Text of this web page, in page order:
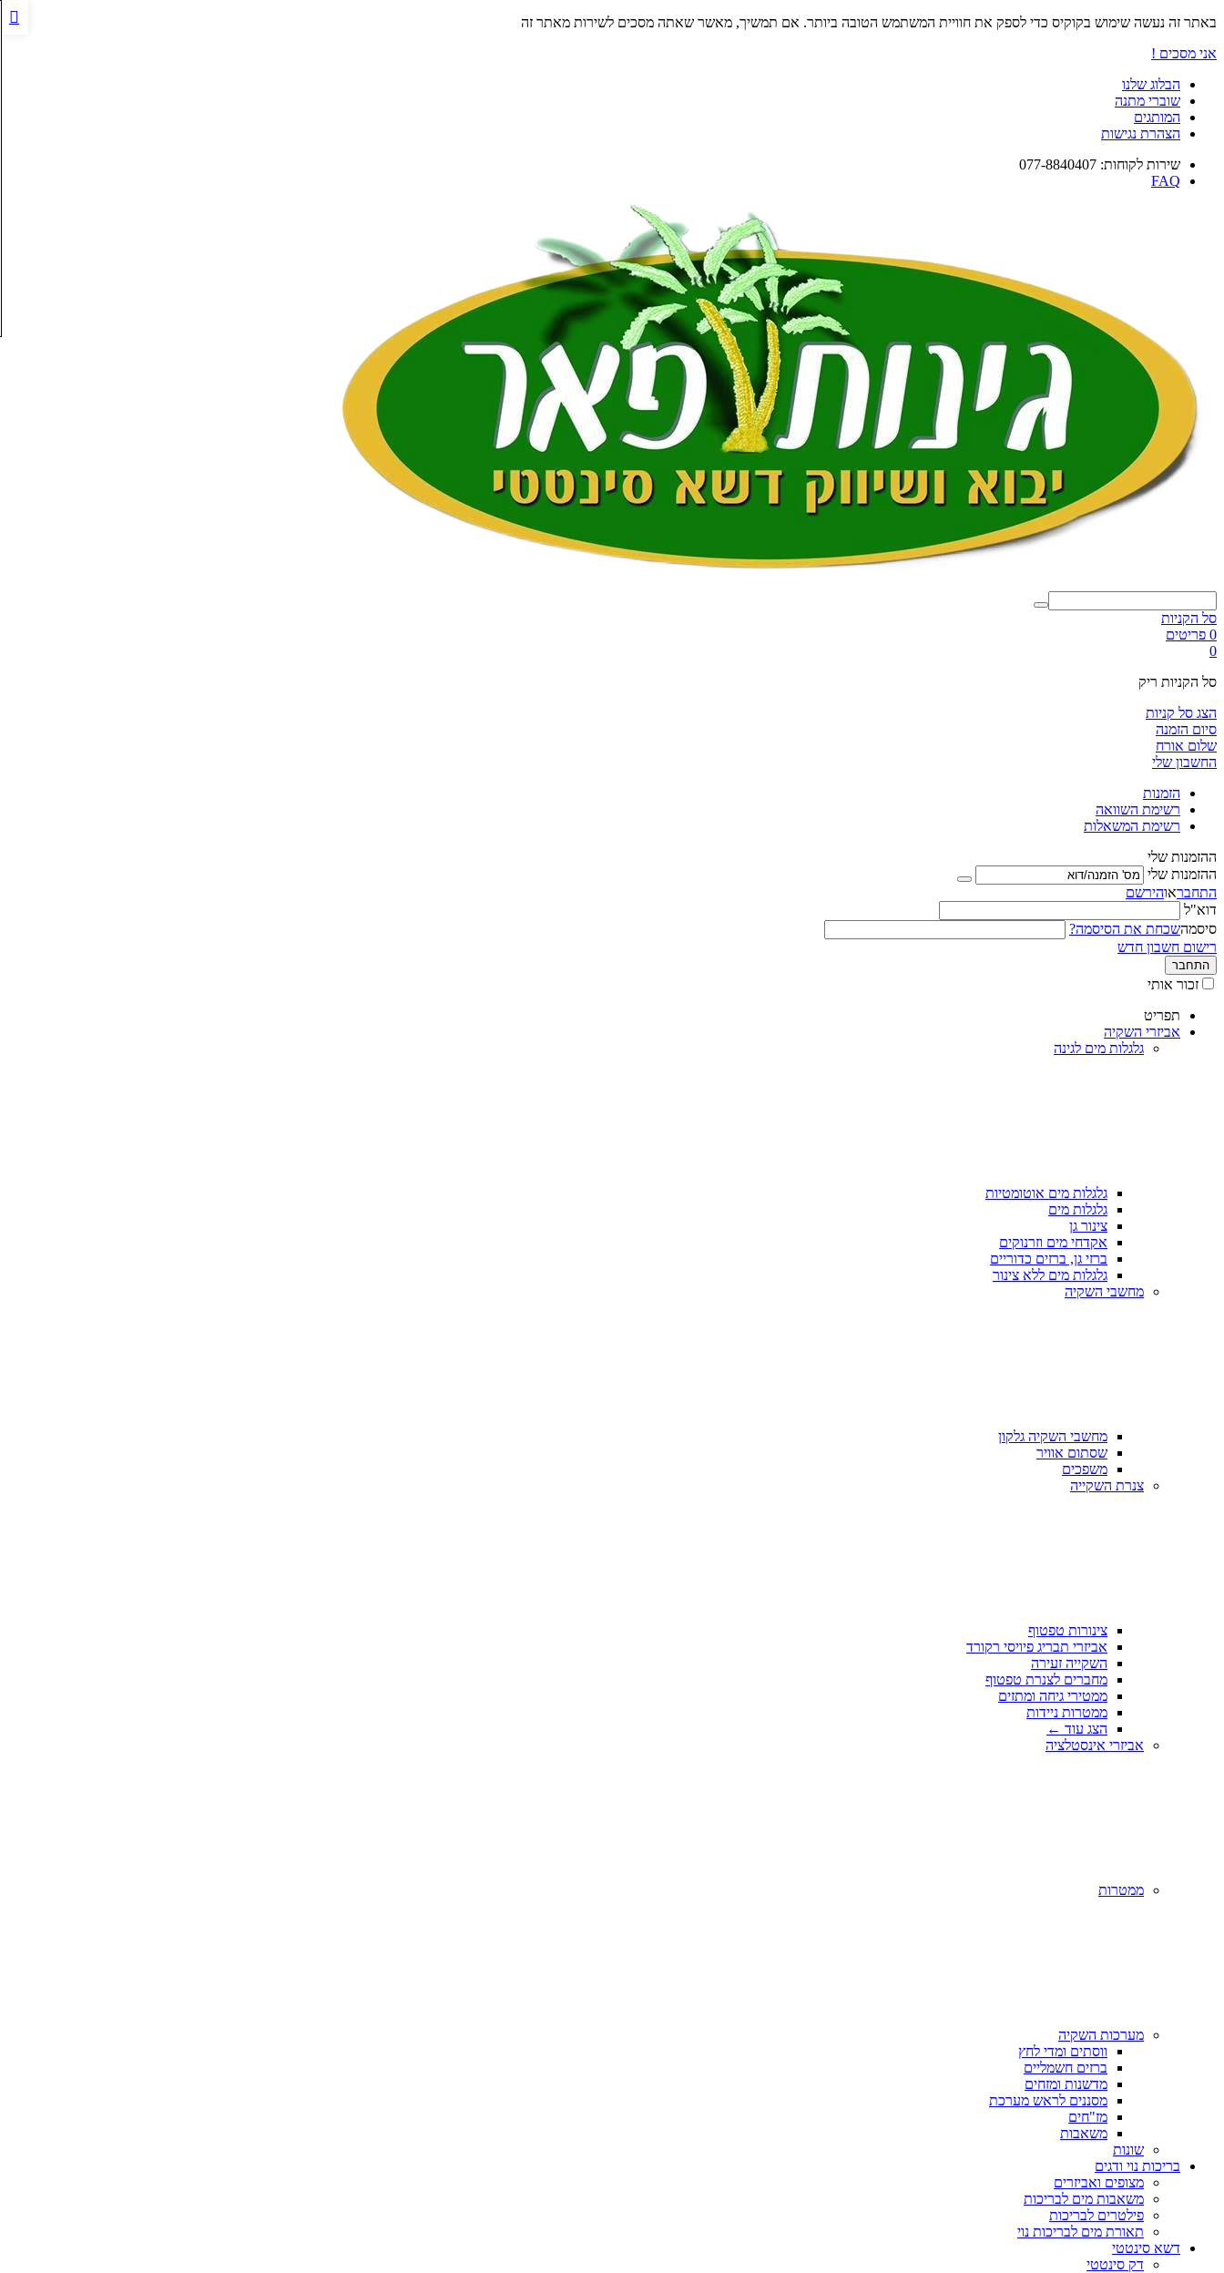
באתר זה נעשה שימוש בקוקיס כדי לספק את חוויית המשתמש הטובה ביותר. אם תמשיך, מאשר שאתה מסכים לשירות מאתר זה
אני מסכים !
הבלוג שלנו
שוברי מתנה
המותגים
הצהרת נגישות
שירות לקוחות: 077-8840407
FAQ
סל הקניות
0 פריטים
0
סל הקניות ריק
הצג סל קניות
סיום הזמנה
שלום אורח
החשבון שלי
הזמנות
רשימת השוואה
רשימת המשאלות
ההזמנות שלי
ההזמנות שלי
התחבראוהירשם
דוא"ל
סיסמהשכחת את הסיסמה?
רישום חשבון חדש
התחבר
זכור אותי
תפריט
אביזרי השקיה
גלגלות מים לגינה
גלגלות מים אוטומטיות
גלגלות מים
צינור גן
אקדחי מים וזרנוקים
ברזי גן, ברזים כדוריים
גלגלות מים ללא צינור
מחשבי השקיה
מחשבי השקיה גלקון
שסתום אוויר
משפכים
צנרת השקייה
צינורות טפטוף
אביזרי תבריג פיויסי רקורד
השקייה זעירה
מחברים לצנרת טפטוף
ממטירי גיחה ומתזים
ממטרות ניידות
הצג עוד ←
אביזרי אינסטלציה
ממטרות
מערכות השקיה
ווסתים ומדי לחץ
ברזים חשמליים
מדשנות ומזחים
מסננים לראש מערכת
מז"חים
משאבות
שונות
בריכות נוי ודגים
מצופים ואביזרים
משאבות מים לבריכות
פילטרים לבריכות
תאורת מים לבריכות נוי
דשא סינטטי
דק סינטטי